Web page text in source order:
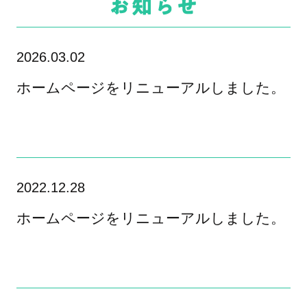
2026.03.02
ホームページをリニューアルしました。
2022.12.28
ホームページをリニューアルしました。